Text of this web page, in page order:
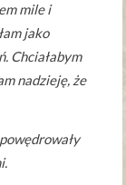
mile i
jako
Chciałabym
nadzieję, że